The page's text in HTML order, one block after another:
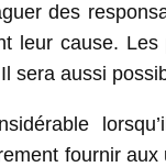
des
leur cause.
sera aussi
fournir